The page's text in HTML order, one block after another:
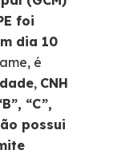
foi
dia 10
é
, CNH
“C”,
possui